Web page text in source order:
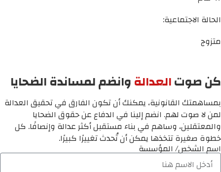
الحالة الاجتماعية:
متزوج
كن صوتالعدالةوانضم لمساندة الضحايا
بمساهمتك القانونية، يمكنك أن تكون الفارق في تحقيق العدالة
لمن لا صوت لهم. انضم إلينا في الدفاع عن حقوق الضحايا
والمعتقلين، وساهم في بناء مستقبل أكثر عدالة وإنصافًا. كل
خطوة صغيرة تتخذها يمكن أن تُحدث تغييرًا كبيرًا.
اسم الشخص/ المؤسسة